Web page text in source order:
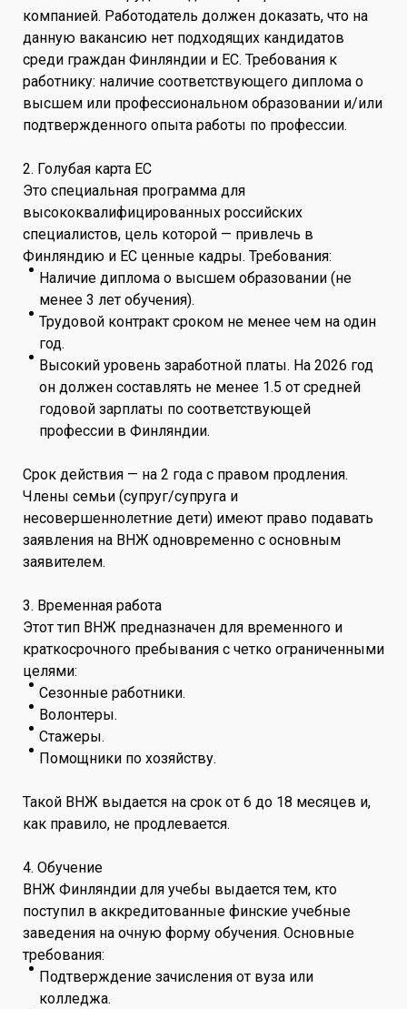
компанией. Работодатель должен доказать, что на
данную вакансию нет подходящих кандидатов
среди граждан Финляндии и ЕС. Требования к
работнику: наличие соответствующего диплома о
высшем или профессиональном образовании и/или
подтвержденного опыта работы по профессии.
2. Голубая карта ЕС
Это специальная программа для
высококвалифицированных российских
специалистов, цель которой — привлечь в
Финляндию и ЕС ценные кадры. Требования:
Наличие диплома о высшем образовании (не
менее 3 лет обучения).
Трудовой контракт сроком не менее чем на один
год.
Высокий уровень заработной платы. На 2026 год
он должен составлять не менее 1.5 от средней
годовой зарплаты по соответствующей
профессии в Финляндии.
Срок действия — на 2 года с правом продления.
Члены семьи (супруг/супруга и
несовершеннолетние дети) имеют право подавать
заявления на ВНЖ одновременно с основным
заявителем.
3. Временная работа
Этот тип ВНЖ предназначен для временного и
краткосрочного пребывания с четко ограниченными
целями:
Сезонные работники.
Волонтеры.
Стажеры.
Помощники по хозяйству.
Такой ВНЖ выдается на срок от 6 до 18 месяцев и,
как правило, не продлевается.
4. Обучение
ВНЖ Финляндии для учебы выдается тем, кто
поступил в аккредитованные финские учебные
заведения на очную форму обучения. Основные
требования:
Подтверждение зачисления от вуза или
колледжа.